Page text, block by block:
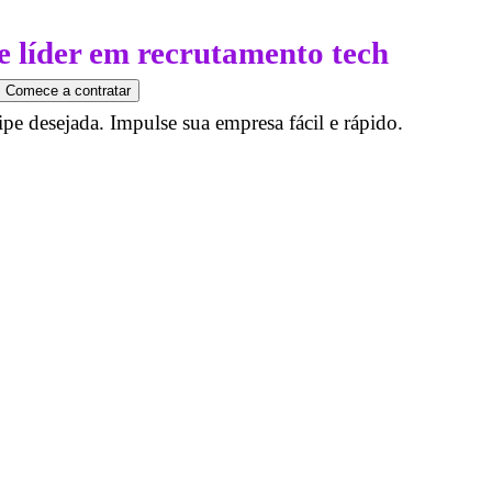
Comece a contratar
líder em recrutamento tech
desejada. Impulse sua empresa fácil e rápido.